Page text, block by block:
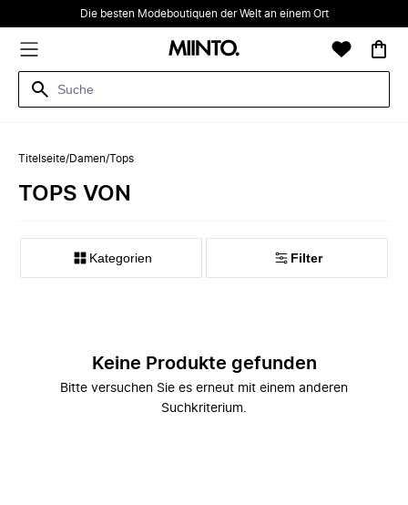
Die besten Modeboutiquen der Welt an einem Ort
Titelseite/Damen/Tops
TOPS VON
Kategorien Filter
Keine Produkte gefunden
Bitte versuchen Sie es erneut mit einem anderen
Suchkriterium.